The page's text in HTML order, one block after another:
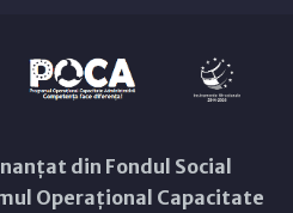
din Fondul Social
Operațional Capacitate